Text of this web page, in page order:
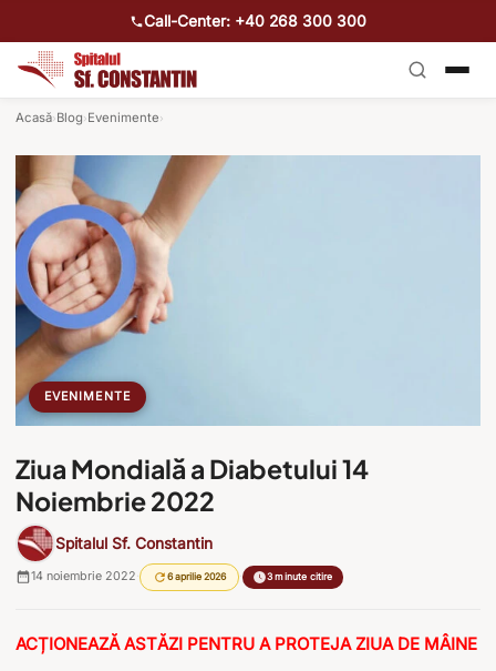
Call-Center: +40 268 300 300
Acasă›Blog›Evenimente›
EVENIMENTE
Ziua Mondială a Diabetului 14
Noiembrie 2022
Spitalul Sf. Constantin
14 noiembrie 2022· 6 aprilie 2026 · 3 minute citire
ACȚIONEAZĂ ASTĂZI PENTRU A PROTEJA ZIUA DE MÂINE